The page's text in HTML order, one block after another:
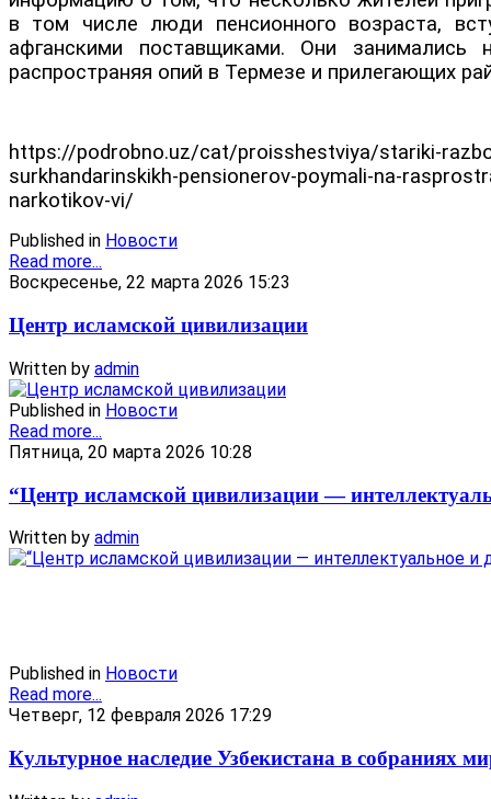
в том числе люди пенсионного возраста,
афганскими поставщиками. Они занимались
распространяя опий в Термезе и прилегающих
https://podrobno.uz/cat/proisshestviya/stariki-
surkhandarinskikh-pensionerov-poymali-na-
narkotikov-vi/
Published in Новости
Read more...
Воскресенье, 22 марта 2026 15:23
Центр исламской цивилизации
Written by admin
Published in Новости
Read more...
Пятница, 20 марта 2026 10:28
“Центр исламской цивилизации —
Written by admin
Published in Новости
Read more...
Четверг, 12 февраля 2026 17:29
Культурное наследие Узбекистана в собраниях